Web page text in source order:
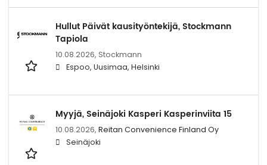
Hullut Päivät kausityöntekijä, Stockmann
Tapiola
10.08.2026, Stockmann
Espoo, Uusimaa, Helsinki
Myyjä, Seinäjoki Kasperi Kasperinviita 15
10.08.2026, Reitan Convenience Finland Oy
Seinäjoki